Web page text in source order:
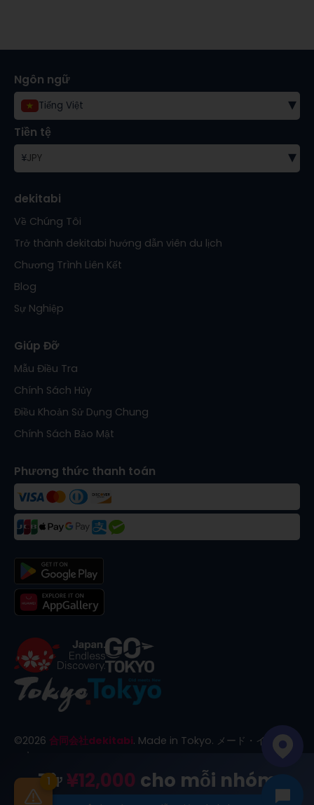
Từ¥12,000 cho mỗi nhóm
1
Ngôn ngữ
Tiếng Việt ▾
Tiền tệ
¥JPY ▾
dekitabi
Về Chúng Tôi
Trở thành dekitabi hướng dẫn viên du lịch
Chương Trình Liên Kết
Blog
Sự Nghiệp
Giúp Đỡ
Mẫu Điều Tra
Chính Sách Hủy
Điều Khoản Sử Dụng Chung
Chính Sách Bảo Mật
Phương thức thanh toán
©2026 合同会社dekitabi. Made in Tokyo. メード・イン・ト
ーキョー